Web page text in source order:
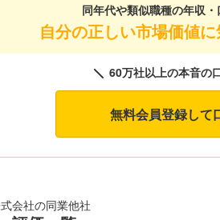
同年代や類似職種の年収
自分の正しい市場価値
60万社以上の本音の
無料会員登録して
会社の同業他社